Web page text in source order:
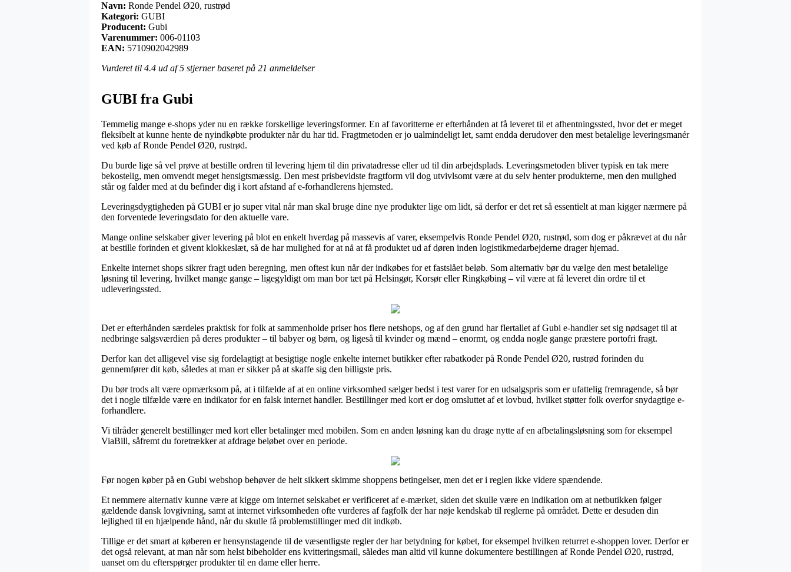
Navn: Ronde Pendel Ø20, rustrød
Kategori: GUBI
Producent: Gubi
Varenummer: 006-01103
EAN: 5710902042989
Vurderet til 4.4 ud af 5 stjerner baseret på 21 anmeldelser
GUBI fra Gubi
Temmelig mange e-shops yder nu en række forskellige leveringsformer. En af favoritterne er efterhånden at få leveret til et afhentningssted, hvor det er meget
fleksibelt at kunne hente de nyindkøbte produkter når du har tid. Fragtmetoden er jo ualmindeligt let, samt endda derudover den mest betalelige leveringsmanér
ved køb af Ronde Pendel Ø20, rustrød.
Du burde lige så vel prøve at bestille ordren til levering hjem til din privatadresse eller ud til din arbejdsplads. Leveringsmetoden bliver typisk en tak mere
bekostelig, men omvendt meget hensigtsmæssig. Den mest prisbevidste fragtform vil dog utvivlsomt være at du selv henter produkterne, men den mulighed
står og falder med at du befinder dig i kort afstand af e-forhandlerens hjemsted.
Leveringsdygtigheden på GUBI er jo super vital når man skal bruge dine nye produkter lige om lidt, så derfor er det ret så essentielt at man kigger nærmere på
den forventede leveringsdato for den aktuelle vare.
Mange online selskaber giver levering på blot en enkelt hverdag på massevis af varer, eksempelvis Ronde Pendel Ø20, rustrød, som dog er påkrævet at du når
at bestille forinden et givent klokkeslæt, så de har mulighed for at nå at få produktet ud af døren inden logistikmedarbejderne drager hjemad.
Enkelte internet shops sikrer fragt uden beregning, men oftest kun når der indkøbes for et fastslået beløb. Som alternativ bør du vælge den mest betalelige
løsning til levering, hvilket mange gange – ligegyldigt om man bor tæt på Helsingør, Korsør eller Ringkøbing – vil være at få leveret din ordre til et
udleveringssted.
Det er efterhånden særdeles praktisk for folk at sammenholde priser hos flere netshops, og af den grund har flertallet af Gubi e-handler set sig nødsaget til at
nedbringe salgsværdien på deres produkter – til babyer og børn, og ligeså til kvinder og mænd – enormt, og endda nogle gange præstere portofri fragt.
Derfor kan det alligevel vise sig fordelagtigt at besigtige nogle enkelte internet butikker efter rabatkoder på Ronde Pendel Ø20, rustrød forinden du
gennemfører dit køb, således at man er sikker på at skaffe sig den billigste pris.
Du bør trods alt være opmærksom på, at i tilfælde af at en online virksomhed sælger bedst i test varer for en udsalgspris som er ufattelig fremragende, så bør
det i nogle tilfælde være en indikator for en falsk internet handler. Bestillinger med kort er dog omsluttet af et lovbud, hvilket støtter folk overfor snydagtige e-
forhandlere.
Vi tilråder generelt bestillinger med kort eller betalinger med mobilen. Som en anden løsning kan du drage nytte af en afbetalingsløsning som for eksempel
ViaBill, såfremt du foretrækker at afdrage beløbet over en periode.
Før nogen køber på en Gubi webshop behøver de helt sikkert skimme shoppens betingelser, men det er i reglen ikke videre spændende.
Et nemmere alternativ kunne være at kigge om internet selskabet er verificeret af e-mærket, siden det skulle være en indikation om at netbutikken følger
gældende dansk lovgivning, samt at internet virksomheden ofte vurderes af fagfolk der har nøje kendskab til reglerne på området. Dette er desuden din
lejlighed til en hjælpende hånd, når du skulle få problemstillinger med dit indkøb.
Tillige er det smart at køberen er hensynstagende til de væsentligste regler der har betydning for købet, for eksempel hvilken returret e-shoppen lover. Derfor er
det også relevant, at man når som helst bibeholder ens kvitteringsmail, således man altid vil kunne dokumentere bestillingen af Ronde Pendel Ø20, rustrød,
uanset om du efterspørger produkter til en dame eller herre.